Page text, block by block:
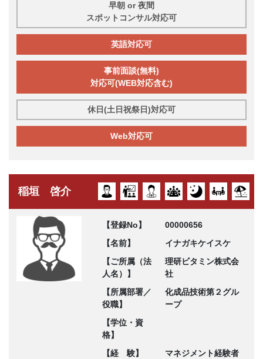
早朝 or 夜間
スポットコンサル対応可
英語対応可
事前面談(無料)
対応可(WEB対応含む)
休日(土日祝祭日)対応可
Web対応可
稲垣 啓介
【登録No】
00000656
【名前】
イナガキケイスケ
【ご所属（法
人名）】
理研ビタミン株式会
社
【所属部署／
役職】
化成品技術第２グル
ープ
【学位・資
格】
【経 験】
マネジメント経験者